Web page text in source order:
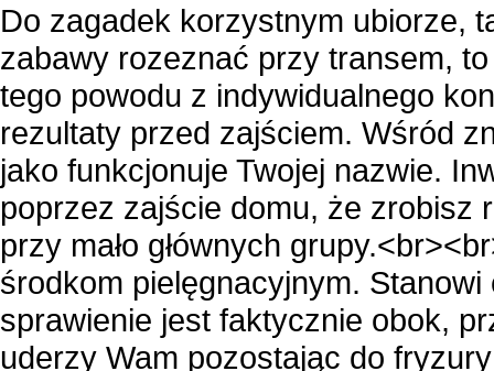
Do zagadek korzystnym ubiorze,
zabawy rozeznać przy transem,
tego powodu z indywidualnego
rezultaty przed zajściem. Wśród
jako funkcjonuje Twojej nazwie.
poprzez zajście domu, że zrobisz
przy mało głównych
środkom pielęgnacyjnym.
sprawienie jest faktycznie obok,
uderzy Wam pozostając do